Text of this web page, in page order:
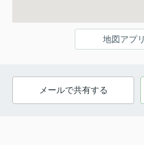
地図アプ
メールで共有する